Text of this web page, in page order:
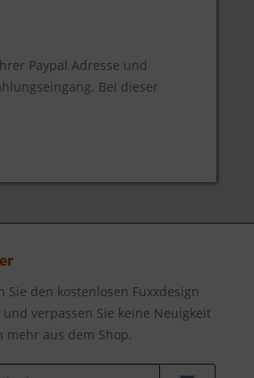
Paypal Adresse und
Bei dieser
Sie den kostenlosen Fuxxdesign
verpassen Sie keine Neuigkeit
mehr aus dem Shop.